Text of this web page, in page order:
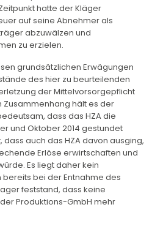
hatte der Kläger
auf seine Abnehmer als
abzuwälzen und
zu erzielen.
grundsätzlichen Erwägungen
des hier zu beurteilenden
der Mittelvorsorgepflicht
Zusammenhang hält es der
dass das HZA die
und Oktober 2014 gestundet
auch das HZA davon ausging,
Erlöse erwirtschaften und
Es liegt daher kein
bei der Entnahme des
feststand, dass keine
Produktions-GmbH mehr